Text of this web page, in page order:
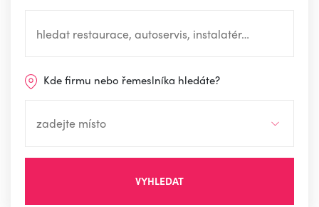
Kde firmu nebo řemeslníka hledáte?
VYHLEDAT